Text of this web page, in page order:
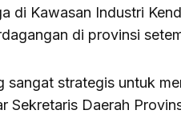
di Kawasan Industri
di provinsi
sangat strategis untuk
Sekretaris Daerah